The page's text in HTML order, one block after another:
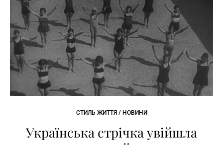
СТИЛЬ ЖИТТЯ / НОВИНИ
Українська стрічка увійшла